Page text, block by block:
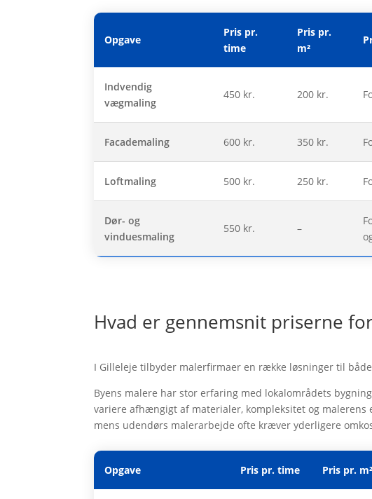
Opgave
Pris pr.
time
Pris pr.
m²
Indvendig
vægmaling
450 kr. 200 kr.
Facademaling 600 kr. 350 kr.
Loftmaling 500 kr. 250 kr.
Dør- og
vinduesmaling
550 kr. –
Hvad er gennemsnit priserne
I Gilleleje tilbyder malerfirmaer en række løsninger til
Byens malere har stor erfaring med lokalområdets
variere afhængigt af materialer, kompleksitet og malerens
mens udendørs malerarbejde ofte kræver yderligere
Opgave Pris pr. time Pris pr. m²